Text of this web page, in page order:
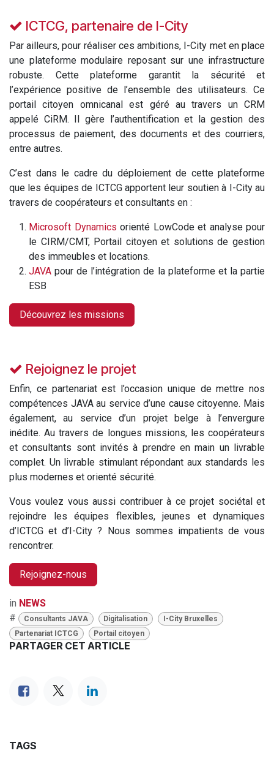
ICTCG, partenaire de I-City
Par ailleurs, pour réaliser ces ambitions, I-City met en place
une plateforme modulaire reposant sur une infrastructure
robuste. Cette plateforme garantit la sécurité et
l’expérience positive de l’ensemble des utilisateurs. Ce
portail citoyen omnicanal est géré au travers un CRM
appelé CiRM. Il gère l’authentification et la gestion des
processus de paiement, des documents et des courriers,
entre autres.
C’est dans le cadre du déploiement de cette plateforme
que les équipes de ICTCG apportent leur soutien à I-City au
travers de coopérateurs et consultants en :
Microsoft Dynamics orienté LowCode et analyse pour
le CIRM/CMT, Portail citoyen et solutions de gestion
des immeubles et locations.
JAVA pour de l’intégration de la plateforme et la partie
ESB
Découvrez les missions
Rejoignez le projet
Enfin, ce partenariat est l’occasion unique de mettre nos
compétences JAVA au service d’une cause citoyenne. Mais
également, au service d’un projet belge à l’envergure
inédite. Au travers de longues missions, les coopérateurs
et consultants sont invités à prendre en main un livrable
complet. Un livrable stimulant répondant aux standards les
plus modernes et orienté sécurité.
Vous voulez vous aussi contribuer à ce projet sociétal et
rejoindre les équipes flexibles, jeunes et dynamiques
d’ICTCG et d’I-City ? Nous sommes impatients de vous
rencontrer.
Rejoignez-nous
in NEWS
#
Consultants JAVA Digitalisation
I-City Bruxelles
Partenariat ICTCG
Portail citoyen
PARTAGER CET ARTICLE
TAGS